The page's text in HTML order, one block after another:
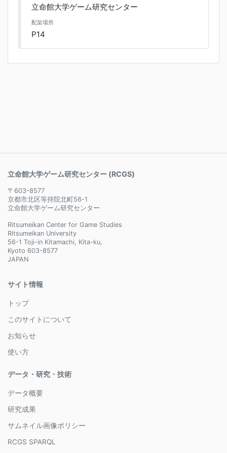
立命館大学ゲーム研究センター
配架場所
P14
立命館大学ゲーム研究センター (RCGS)
〒603-8577
京都市北区等持院北町56-1
立命館大学ゲーム研究センター
Ritsumeikan Center for Game Studies
Ritsumeikan University
56-1 Toji-in Kitamachi, Kita-ku,
Kyoto 603-8577
JAPAN
サイト情報
トップ
このサイトについて
お知らせ
使い方
データ・研究・技術
データ概要
研究成果
サムネイル画像ポリシー
RCGS SPARQL